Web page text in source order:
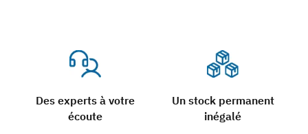
Des experts à votre
écoute
Un stock permanent
inégalé